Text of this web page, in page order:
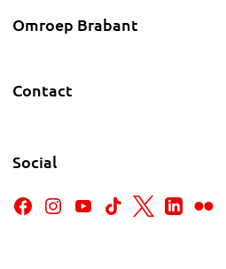
Omroep Brabant
Contact
Social